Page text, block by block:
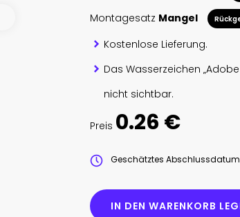
Montagesatz Mangel
Kostenlose Lieferung.
Das Wasserzeichen
nicht sichtbar.
Preis 0.26 €
Geschätztes
IN DEN WARENKORB